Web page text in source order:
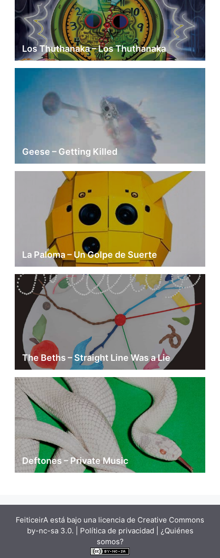
Los Thuthanaka – Los Thuthanaka
Geese – Getting Killed
La Paloma – Un Golpe de Suerte
The Beths – Straight Line Was a Lie
Deftones – Private Music
FeiticeirA está bajo una licencia de Creative Commons
by-nc-sa 3.0. | Política de privacidad | ¿Quiénes
somos?